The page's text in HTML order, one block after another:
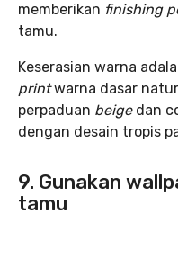
memberikan finishing
tamu.
Keserasian warna
printwarna dasar
perpaduan beige dan
dengan desain tropis
9. Gunakan
tamu